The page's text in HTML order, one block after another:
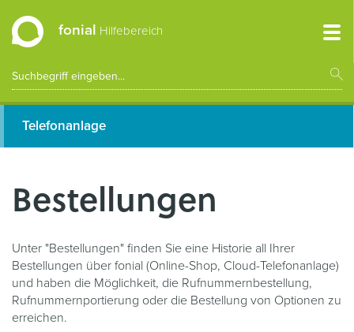
fonial Hilfebereich
Telefonanlage
Bestellungen
Unter "Bestellungen" finden Sie eine Historie all Ihrer
Bestellungen über fonial (Online-Shop, Cloud-Telefonanlage)
und haben die Möglichkeit, die Rufnummernbestellung,
Rufnummernportierung oder die Bestellung von Optionen zu
erreichen.